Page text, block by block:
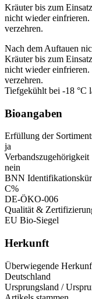
Kräuter bis zum
nicht wieder
verzehren.
Nach dem Auftauen
Kräuter bis zum
nicht wieder
verzehren.
Tiefgekühlt bei -18 °C
Bioangaben
Erfüllung der
ja
Verbandszugehörigkeit
nein
BNN
C%
DE-ÖKO-006
Qualität &
EU Bio-Siegel
Herkunft
Überwiegende
Deutschland
Ursprungsland /